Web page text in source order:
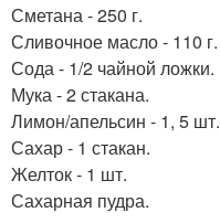
Сметана - 250 г.
Сливочное масло - 110 г.
Сода - 1/2 чайной ложки.
Мука - 2 стакана.
Лимон/апельсин - 1, 5 шт.
Сахар - 1 стакан.
Желток - 1 шт.
Сахарная пудра.